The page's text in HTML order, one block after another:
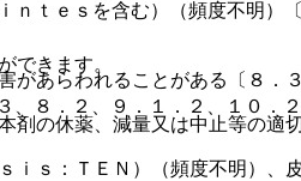
８．２、９．１．２、１０．２
ｅｓを含む）（頻度不明）〔
あらわれることがある〔８．
の休薬、減量又は中止等の適
：ＴＥＮ）（頻度不明）、
できます。